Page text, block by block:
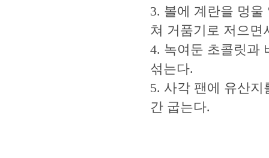
3. 볼에 계란을 멍
쳐 거품기로 저으면
4. 녹여둔 초콜릿과
섞는다.
5. 사각 팬에 유산
간 굽는다.